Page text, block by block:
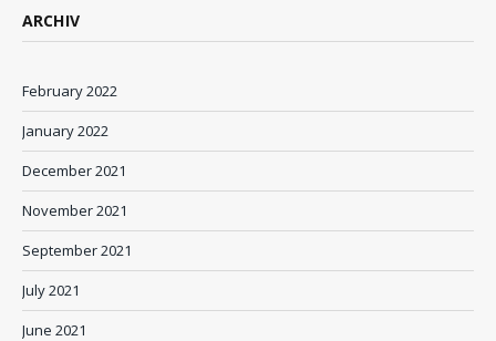
ARCHIV
February 2022
January 2022
December 2021
November 2021
September 2021
July 2021
June 2021